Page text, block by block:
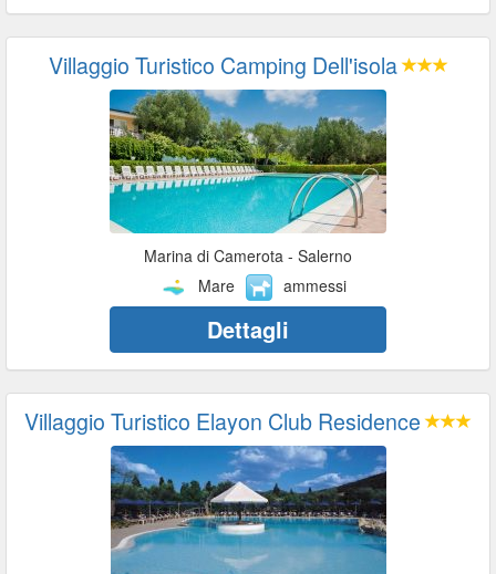
Villaggio Turistico Camping Dell'isola
Marina di Camerota - Salerno
Mare
ammessi
Dettagli
Villaggio Turistico Elayon Club Residence